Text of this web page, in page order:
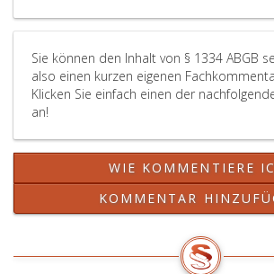
Sie können den Inhalt von § 1334 ABGB
also einen kurzen eigenen
Klicken Sie einfach einen der
an!
WIE KOMMENTIERE
KOMMENTAR